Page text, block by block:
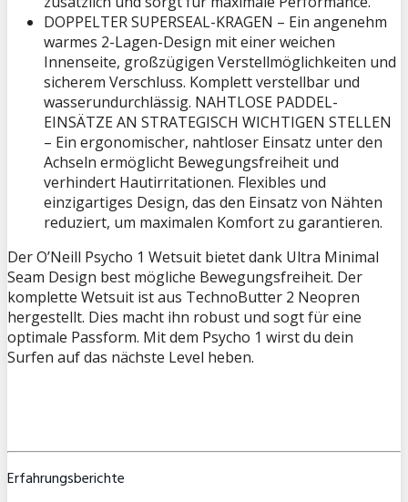
DOPPELTER SUPERSEAL-KRAGEN – Ein angenehm
warmes 2-Lagen-Design mit einer weichen
Innenseite, großzügigen Verstellmöglichkeiten und
sicherem Verschluss. Komplett verstellbar und
wasserundurchlässig. NAHTLOSE PADDEL-
EINSÄTZE AN STRATEGISCH WICHTIGEN STELLEN
– Ein ergonomischer, nahtloser Einsatz unter den
Achseln ermöglicht Bewegungsfreiheit und
verhindert Hautirritationen. Flexibles und
einzigartiges Design, das den Einsatz von Nähten
reduziert, um maximalen Komfort zu garantieren.
Der O’Neill Psycho 1 Wetsuit bietet dank Ultra Minimal
Seam Design best mögliche Bewegungsfreiheit. Der
komplette Wetsuit ist aus TechnoButter 2 Neopren
hergestellt. Dies macht ihn robust und sogt für eine
optimale Passform. Mit dem Psycho 1 wirst du dein
Surfen auf das nächste Level heben.
Erfahrungsberichte